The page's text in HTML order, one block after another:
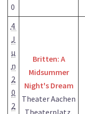
0
4
J
u
n
2
0
2
Britten: A
Midsummer
Night's Dream
Theater Aachen